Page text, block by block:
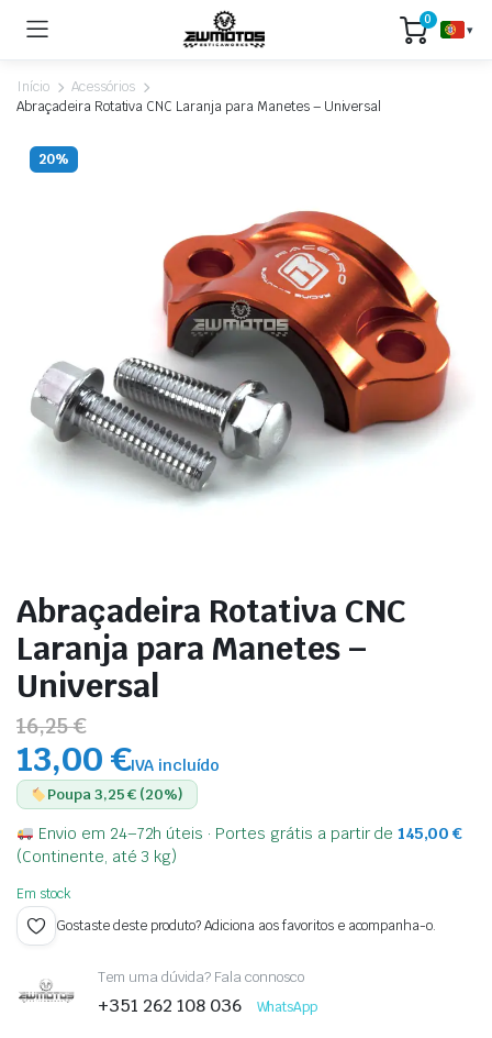
0
▾
Início
Acessórios
Abraçadeira Rotativa CNC Laranja para Manetes – Universal
20%
Abraçadeira Rotativa CNC
Laranja para Manetes –
Universal
16,25 €
13,00 €IVA incluído
Poupa 3,25 € (20%)
Envio em 24–72h úteis · Portes grátis a partir de145,00 €
(Continente, até 3 kg)
Em stock
Gostaste deste produto? Adiciona aos favoritos e acompanha-o.
Tem uma dúvida? Fala connosco
+351 262 108 036 WhatsApp